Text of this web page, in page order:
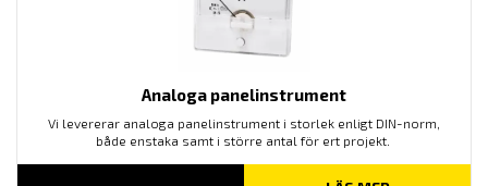
Analoga panelinstrument
Vi levererar analoga panelinstrument i storlek enligt DIN-norm,
både enstaka samt i större antal för ert projekt.